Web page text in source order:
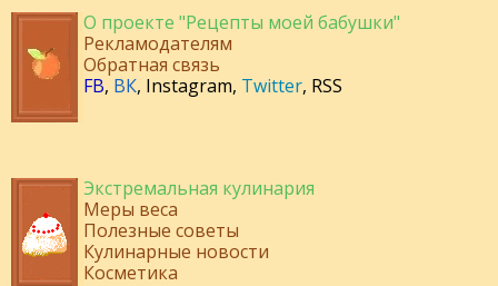
О проекте "Рецепты моей бабушки"
Рекламодателям
Обратная связь
FB, ВК, Instagram, Twitter, RSS
Экстремальная кулинария
Меры веса
Полезные советы
Кулинарные новости
Косметика